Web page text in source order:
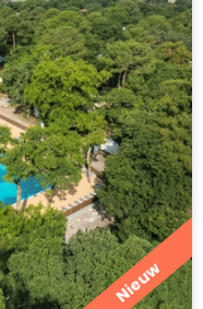
Nieuw